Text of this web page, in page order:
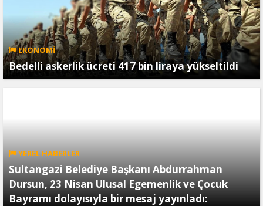
EKONOMİ
Bedelli askerlik ücreti 417 bin liraya yükseltildi
YEREL HABERLER
Sultangazi Belediye Başkanı Abdurrahman
Dursun, 23 Nisan Ulusal Egemenlik ve Çocuk
Bayramı dolayısıyla bir mesaj yayınladı: